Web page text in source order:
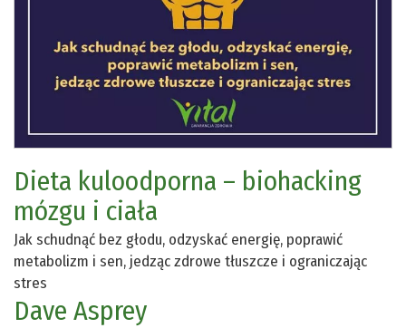
Dieta kuloodporna – biohacking
mózgu i ciała
Jak schudnąć bez głodu, odzyskać energię, poprawić
metabolizm i sen, jedząc zdrowe tłuszcze i ograniczając
stres
Dave Asprey